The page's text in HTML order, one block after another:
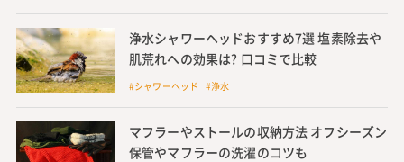
浄水シャワーヘッドおすすめ7選 塩素除去や
肌荒れへの効果は? 口コミで比較
#シャワーヘッド #浄水
マフラーやストールの収納方法 オフシーズン
保管やマフラーの洗濯のコツも